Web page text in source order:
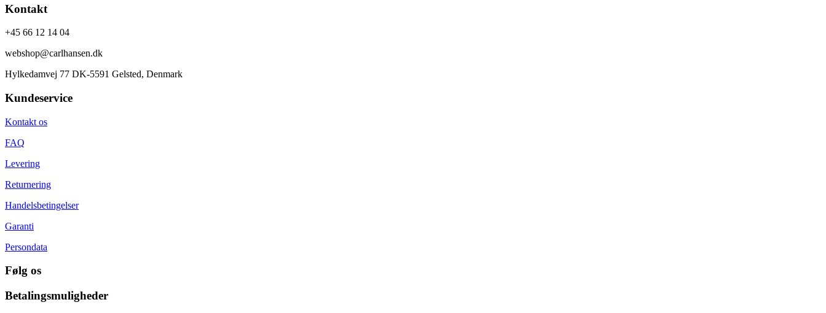
Kontakt
+45 66 12 14 04
webshop@carlhansen.dk
Hylkedamvej 77 DK-5591 Gelsted, Denmark
Kundeservice
Kontakt os
FAQ
Levering
Returnering
Handelsbetingelser
Garanti
Persondata
Følg os
Betalingsmuligheder